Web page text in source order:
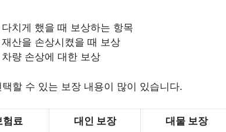
치게 했을 때 보상하는 항목
산을 손상시켰을 때 보상
량 손상에 대한 보상
할 수 있는 보장 내용이 많이 있습니다.
험료 대인 보장 대물 보장